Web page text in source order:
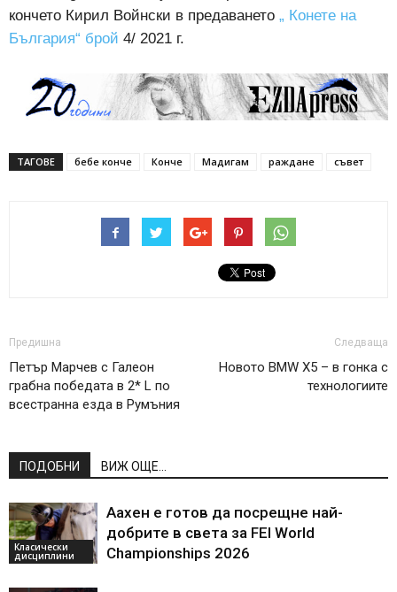
кончето Кирил Войнски в предаването „ Конете на
България“ брой 4/ 2021 г.
ТАГОВЕ бебе конче Конче Мадигам раждане съвет
Предишна
Петър Марчев с Галеон
грабна победата в 2* L по
всестранна езда в Румъния
Следваща
Новото BMW X5 – в гонка с
технологиите
ПОДОБНИ ВИЖ ОЩЕ...
Класически
дисциплини
Аахен е готов да посрещне най-
добрите в света за FEI World
Championships 2026